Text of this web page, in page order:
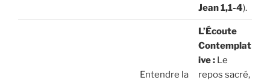
Jean 1,1-4).
Entendre la
L’Écoute
Contemplat
ive :Le
repos sacré,